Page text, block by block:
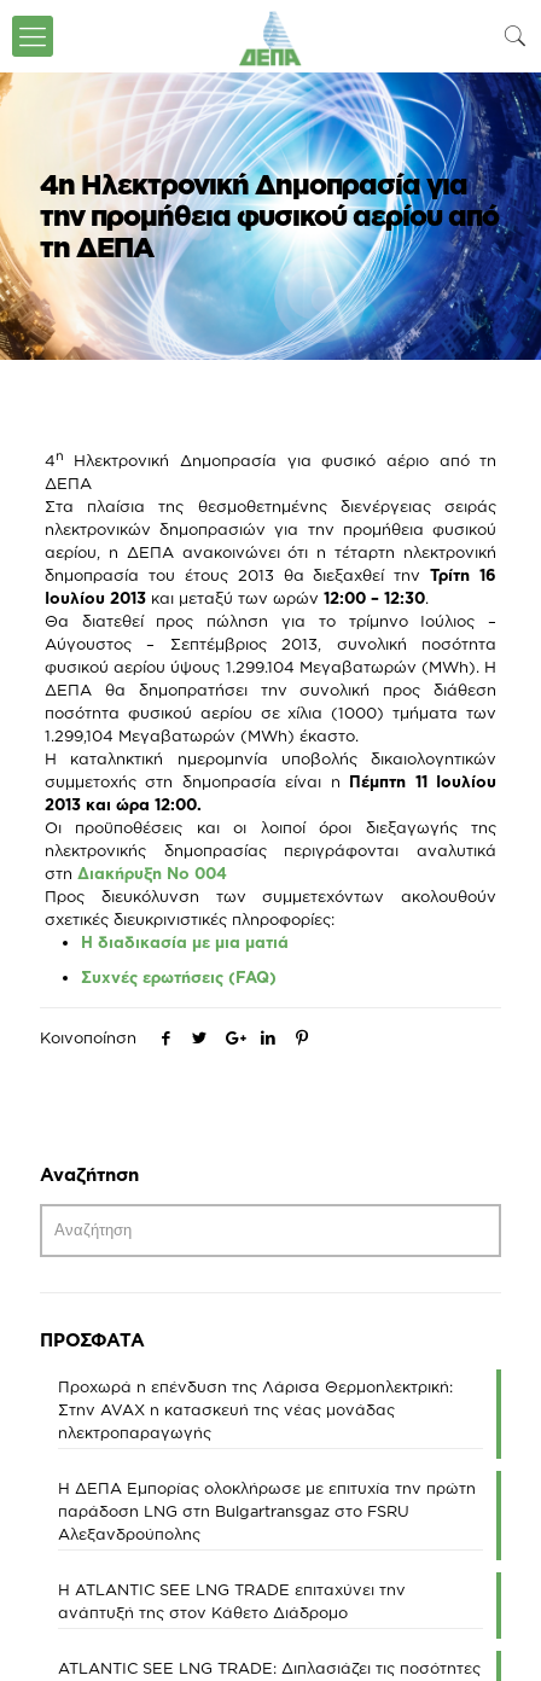
4η Ηλεκτρονική Δημοπρασία για
την προμήθεια φυσικού αερίου από
τη ΔΕΠΑ
4η
Ηλεκτρονική Δημοπρασία για φυσικό αέριο από τη
ΔΕΠΑ
Στα πλαίσια της θεσμοθετημένης διενέργειας σειράς
ηλεκτρονικών δημοπρασιών για την προμήθεια φυσικού
αερίου, η ΔΕΠΑ ανακοινώνει ότι η τέταρτη ηλεκτρονική
δημοπρασία του έτους 2013 θα διεξαχθεί τηνΤρίτη 16
Ιουλίου 2013 και μεταξύ των ωρών 12:00 – 12:30.
Θα διατεθεί προς πώληση για το τρίμηνο Ιούλιος –
Αύγουστος – Σεπτέμβριος 2013, συνολική ποσότητα
φυσικού αερίου ύψους 1.299.104 Μεγαβατωρών (MWh). Η
ΔΕΠΑ θα δημοπρατήσει την συνολική προς διάθεση
ποσότητα φυσικού αερίου σε χίλια (1000) τμήματα των
1.299,104 Μεγαβατωρών (ΜWh) έκαστο.
Η καταληκτική ημερομηνία υποβολής δικαιολογητικών
συμμετοχής στη δημοπρασία είναι η
Πέμπτη 11 Ιουλίου
2013 και ώρα 12:00.
Οι προϋποθέσεις και οι λοιποί όροι διεξαγωγής της
ηλεκτρονικής δημοπρασίας περιγράφονται αναλυτικά
στη Διακήρυξη Νο 004
Προς διευκόλυνση των συμμετεχόντων ακολουθούν
σχετικές διευκρινιστικές πληροφορίες:
Η διαδικασία με μια ματιά
Συχνές ερωτήσεις (FAQ)
Κοινοποίηση
Αναζήτηση
ΠΡΟΣΦΑΤΑ
Προχωρά η επένδυση της Λάρισα Θερμοηλεκτρική:
Στην AVAX η κατασκευή της νέας μονάδας
ηλεκτροπαραγωγής
Η ΔΕΠΑ Εμπορίας ολοκλήρωσε με επιτυχία την πρώτη
παράδοση LNG στη Bulgartransgaz στο FSRU
Αλεξανδρούπολης
Η ATLANTIC SEE LNG TRADE επιταχύνει την
ανάπτυξή της στον Κάθετο Διάδρομο
ATLANTIC SEE LNG TRADE: Διπλασιάζει τις ποσότητες